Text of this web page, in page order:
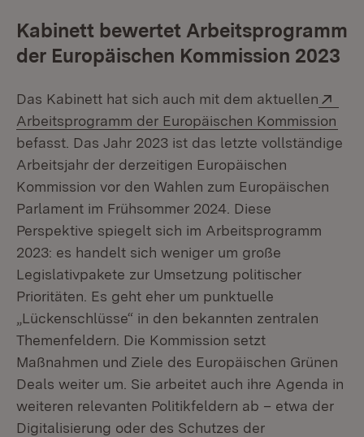
Kabinett bewertet Arbeitsprogramm
der Europäischen Kommission 2023
Das Kabinett hat sich auch mit dem aktuellen
Arbeitsprogramm der Europäischen Kommission
befasst. Das Jahr 2023 ist das letzte vollständige
Arbeitsjahr der derzeitigen Europäischen
Kommission vor den Wahlen zum Europäischen
Parlament im Frühsommer 2024. Diese
Perspektive spiegelt sich im Arbeitsprogramm
2023: es handelt sich weniger um große
Legislativpakete zur Umsetzung politischer
Prioritäten. Es geht eher um punktuelle
„Lückenschlüsse“ in den bekannten zentralen
Themenfeldern. Die Kommission setzt
Maßnahmen und Ziele des Europäischen Grünen
Deals weiter um. Sie arbeitet auch ihre Agenda in
weiteren relevanten Politikfeldern ab – etwa der
Digitalisierung oder des Schutzes der